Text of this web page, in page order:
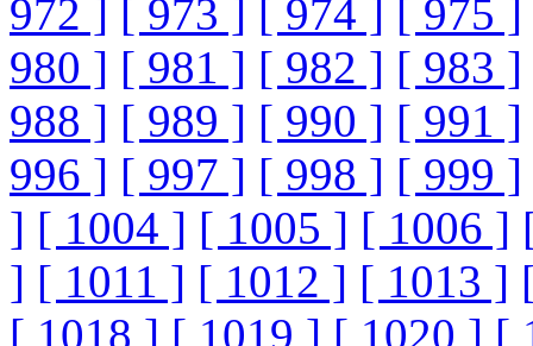
972 ] [ 973 ] [ 974 ] [ 975 ]
980 ] [ 981 ] [ 982 ] [ 983 ]
988 ] [ 989 ] [ 990 ] [ 991 ]
996 ] [ 997 ] [ 998 ] [ 999 ]
] [ 1004 ] [ 1005 ] [ 1006 ]
] [ 1011 ] [ 1012 ] [ 1013 ]
[ 1018 ] [ 1019 ] [ 1020 ] [